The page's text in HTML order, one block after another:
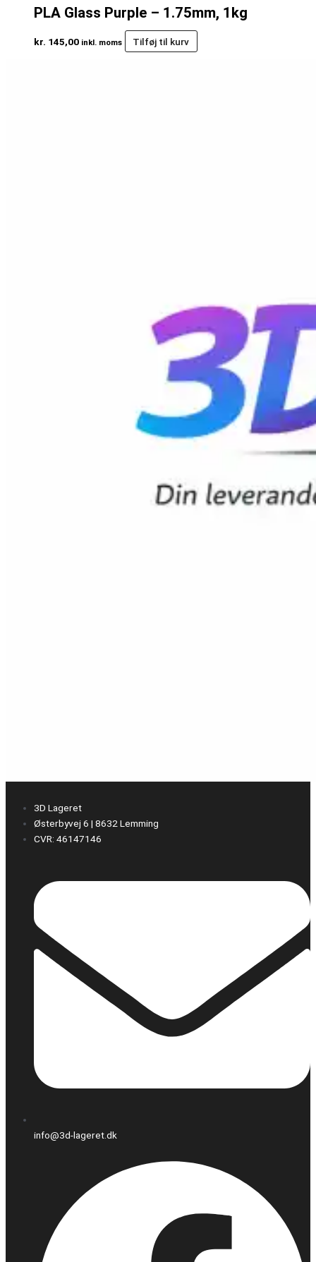
PLA Glass Purple – 1.75mm, 1kg
kr. 145,00 inkl. moms Tilføj til kurv
3D Lageret
Østerbyvej 6 | 8632 Lemming
CVR: 46147146
info@3d-lageret.dk